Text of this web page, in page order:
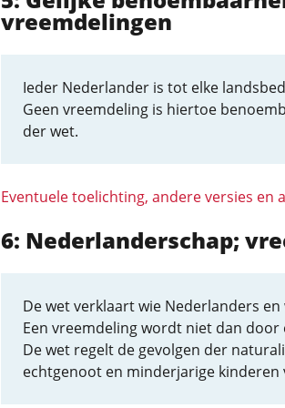
vreemdelingen
Ieder Nederlander is tot elke
Geen vreemdeling is hiertoe
der wet.
Eventuele toelichting, andere versies
6: Nederlanderschap;
De wet verklaart wie Nederlanders en
Een vreemdeling wordt niet dan
De wet regelt de gevolgen der
echtgenoot en minderjarige kinderen